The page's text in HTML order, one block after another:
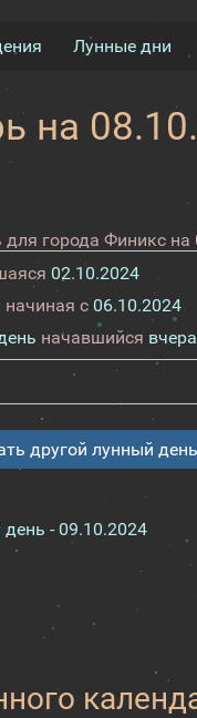
Лунные дни
на
города Финикс на
02.10.2024
начиная с 06.10.2024
начавшийся вчера
другой лунный день
- 09.10.2024